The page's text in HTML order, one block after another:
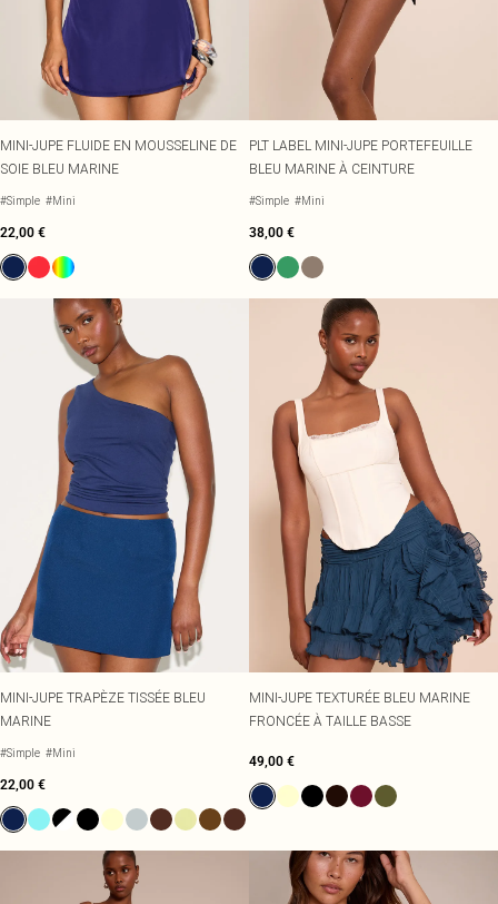
MINI-JUPE FLUIDE EN MOUSSELINE DE
SOIE BLEU MARINE
#Simple #Mini
22,00 €
PLT LABEL MINI-JUPE PORTEFEUILLE
BLEU MARINE À CEINTURE
#Simple #Mini
38,00 €
MINI-JUPE TRAPÈZE TISSÉE BLEU
MARINE
#Simple #Mini
22,00 €
MINI-JUPE TEXTURÉE BLEU MARINE
FRONCÉE À TAILLE BASSE
49,00 €